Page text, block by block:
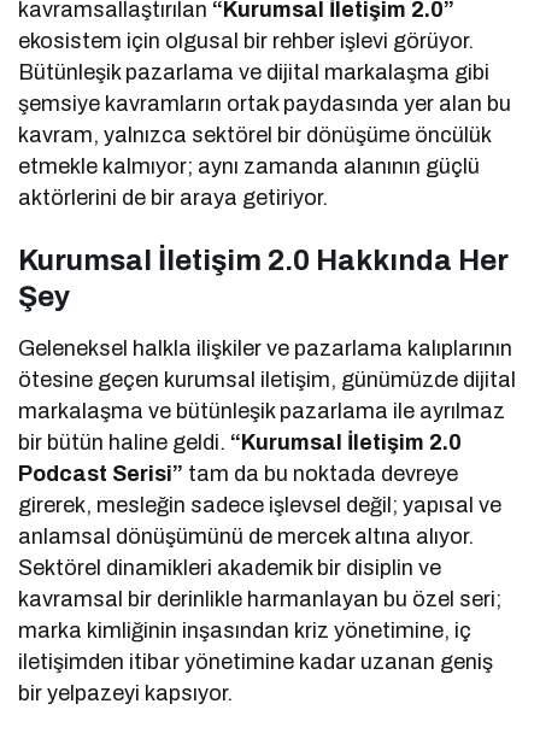
kavramsallaştırılan “Kurumsal İletişim 2.0”
ekosistem için olgusal bir rehber işlevi görüyor.
Bütünleşik pazarlama ve dijital markalaşma gibi
şemsiye kavramların ortak paydasında yer alan bu
kavram, yalnızca sektörel bir dönüşüme öncülük
etmekle kalmıyor; aynı zamanda alanının güçlü
aktörlerini de bir araya getiriyor.
Kurumsal İletişim 2.0 Hakkında Her
Şey
Geleneksel halkla ilişkiler ve pazarlama kalıplarının
ötesine geçen kurumsal iletişim, günümüzde dijital
markalaşma ve bütünleşik pazarlama ile ayrılmaz
bir bütün haline geldi. “Kurumsal İletişim 2.0
Podcast Serisi” tam da bu noktada devreye
girerek, mesleğin sadece işlevsel değil; yapısal ve
anlamsal dönüşümünü de mercek altına alıyor.
Sektörel dinamikleri akademik bir disiplin ve
kavramsal bir derinlikle harmanlayan bu özel seri;
marka kimliğinin inşasından kriz yönetimine, iç
iletişimden itibar yönetimine kadar uzanan geniş
bir yelpazeyi kapsıyor.